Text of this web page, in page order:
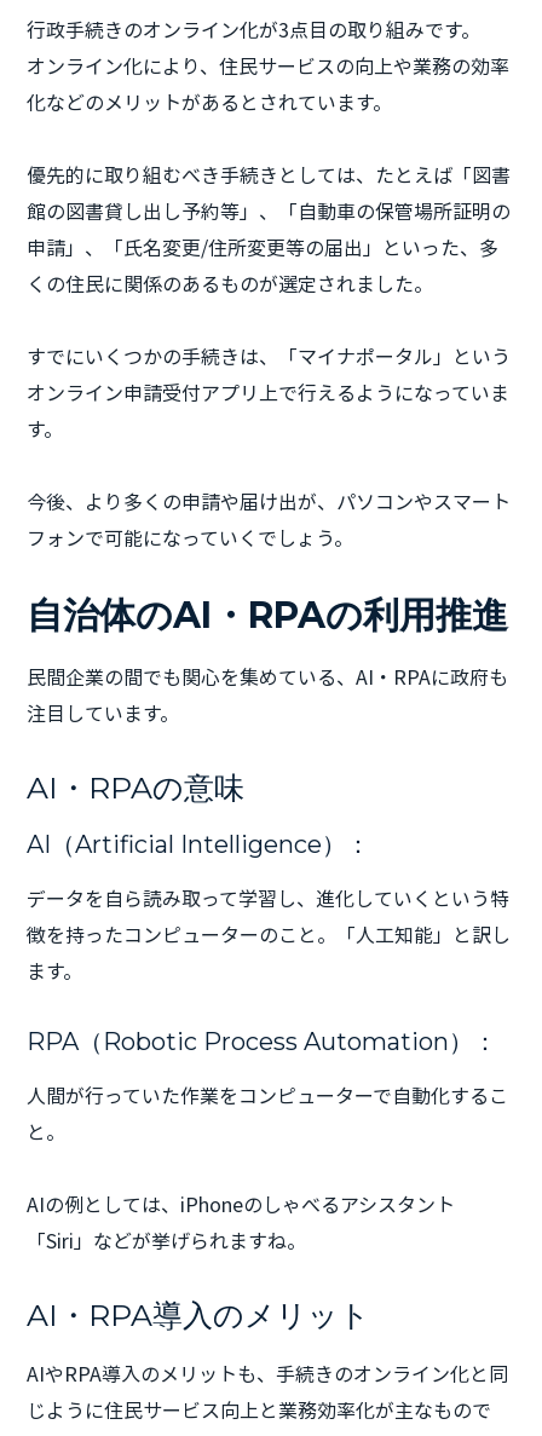
行政手続きのオンライン化が3点目の取り組みです。
オンライン化により、住民サービスの向上や業務の効率
化などのメリットがあるとされています。
優先的に取り組むべき手続きとしては、たとえば「図書
館の図書貸し出し予約等」、「自動車の保管場所証明の
申請」、「氏名変更/住所変更等の届出」といった、多
くの住民に関係のあるものが選定されました。
すでにいくつかの手続きは、「マイナポータル」という
オンライン申請受付アプリ上で行えるようになっていま
す。
今後、より多くの申請や届け出が、パソコンやスマート
フォンで可能になっていくでしょう。
自治体のAI・RPAの利用推進
民間企業の間でも関心を集めている、AI・RPAに政府も
注目しています。
AI・RPAの意味
AI（Artificial Intelligence）：
データを自ら読み取って学習し、進化していくという特
徴を持ったコンピューターのこと。「人工知能」と訳し
ます。
RPA（Robotic Process Automation）：
人間が行っていた作業をコンピューターで自動化するこ
と。
AIの例としては、iPhoneのしゃべるアシスタント
「Siri」などが挙げられますね。
AI・RPA導入のメリット
AIやRPA導入のメリットも、手続きのオンライン化と同
じように住民サービス向上と業務効率化が主なもので